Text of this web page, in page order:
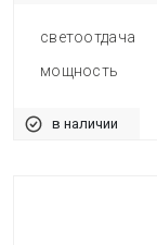
светоотдача
мощность
в наличии